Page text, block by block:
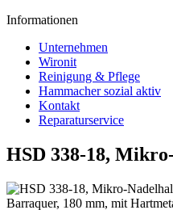
Informationen
Unternehmen
Wironit
Reinigung & Pflege
Hammacher sozial aktiv
Kontakt
Reparaturservice
HSD 338-18,
Barraquer, 180 mm, mit